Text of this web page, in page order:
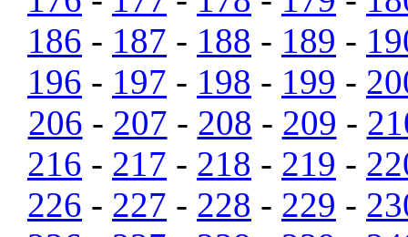
186 - 187 - 188 - 189 -
196 - 197 - 198 - 199 -
206 - 207 - 208 - 209 -
216 - 217 - 218 - 219 -
226 - 227 - 228 - 229 -